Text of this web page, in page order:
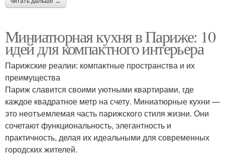
Миниатюрная кухня в Париже: 10
идей для компактного интерьера
Парижские реалии: компактные пространства и их
преимущества
Париж славится своими уютными квартирами, где
каждое квадратное метр на счету. Миниатюрные кухни —
это неотъемлемая часть парижского стиля жизни. Они
сочетают функциональность, элегантность и
практичность, делая их идеальными для современных
городских жителей.